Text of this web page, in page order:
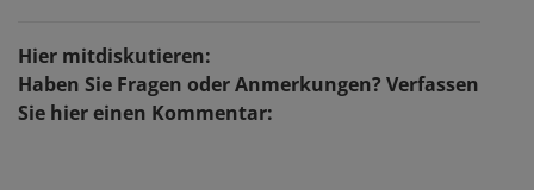
Hier mitdiskutieren:
Haben Sie Fragen oder Anmerkungen? Verfassen
Sie hier einen Kommentar: